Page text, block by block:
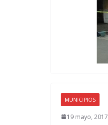
MUNICIPIOS
19 mayo, 2017